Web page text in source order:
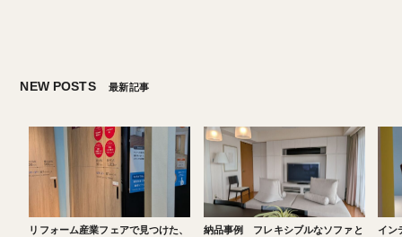
NEW POSTS 最新記事
リフォーム産業フェアで見つけた、
納品事例 フレキシブルなソファと
イン